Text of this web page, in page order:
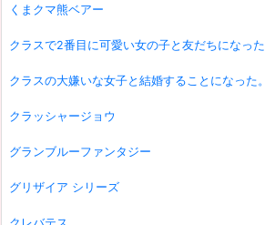
くまクマ熊ベアー
クラスで2番目に可愛い女の子と友だちになった
クラスの大嫌いな女子と結婚することになった。
クラッシャージョウ
グランブルーファンタジー
グリザイア シリーズ